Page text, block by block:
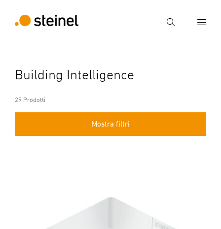
Ricerca
Ricerca
Building Intelligence
29 Prodotti
Mostra filtri